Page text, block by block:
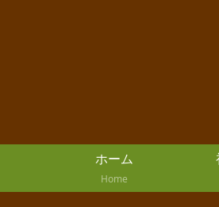
ホーム
Home